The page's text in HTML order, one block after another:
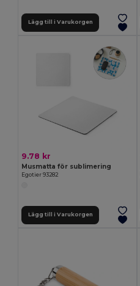
Lägg till i Varukorgen
9.78 kr
Musmatta för sublimering
Egotier 93282
Lägg till i Varukorgen